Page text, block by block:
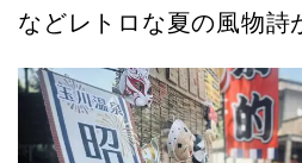
などレトロな夏の風物詩